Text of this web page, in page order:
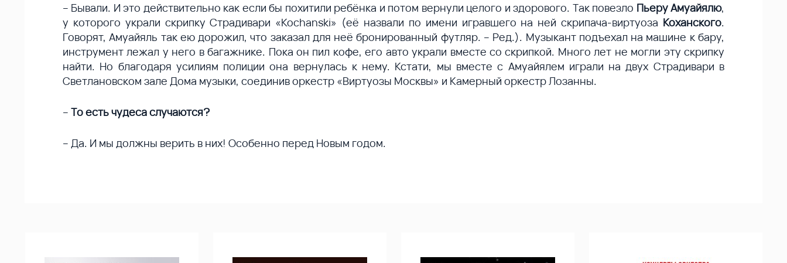
– Бывали. И это действительно как если бы похитили ребёнка и потом вернули целого и здорового. Так повезло Пьеру Амуайялю,
у которого украли скрипку Страдивари «Kochanski» (её назвали по имени игравшего на ней скрипача-виртуоза Коханского.
Говорят, Амуайяль так ею дорожил, что заказал для неё бронированный футляр. – Ред.). Музыкант подъехал на машине к бару,
инструмент лежал у него в багажнике. Пока он пил кофе, его авто украли вместе со скрипкой. Много лет не могли эту скрипку
найти. Но благодаря усилиям полиции она вернулась к нему. Кстати, мы вместе с Амуайялем играли на двух Страдивари в
Светлановском зале Дома музыки, соединив оркестр «Виртуозы Москвы» и Камерный оркестр Лозанны.
– То есть чудеса случаются?
– Да. И мы должны верить в них! Особенно перед Новым годом.